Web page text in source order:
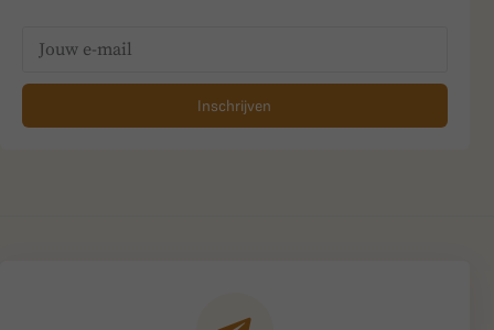
Inschrijven